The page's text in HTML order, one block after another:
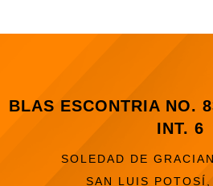
BLAS ESCONTRIA NO.
INT. 6
SOLEDAD DE
SAN LUIS POTOSÍ,